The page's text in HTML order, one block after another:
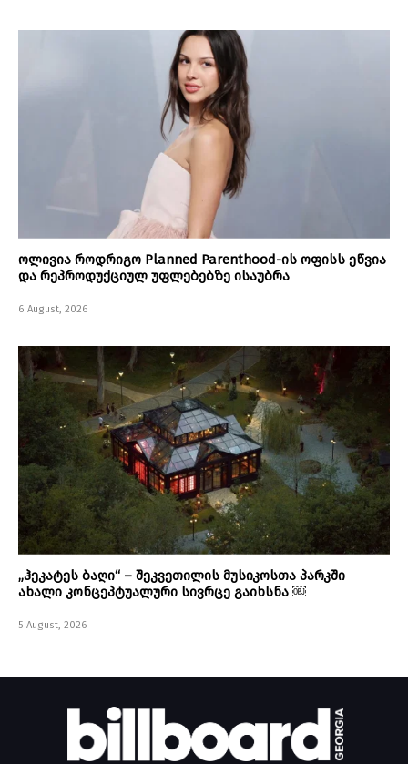
ოლივია როდრიგო Planned Parenthood-ის ოფისს ეწვია
და რეპროდუქციულ უფლებებზე ისაუბრა
6 August, 2026
„ჰეკატეს ბაღი“ – შეკვეთილის მუსიკოსთა პარკში
ახალი კონცეპტუალური სივრცე გაიხსნა ￼
5 August, 2026